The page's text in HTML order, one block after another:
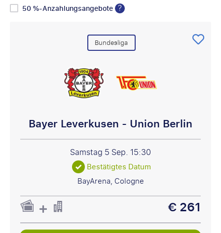
50 %-Anzahlungsangebote ?
Bundesliga
Bayer Leverkusen - Union Berlin
Samstag 5 Sep. 15:30
Bestätigtes Datum
BayArena, Cologne
€ 261